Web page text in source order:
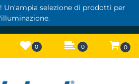
Un'ampia selezione di prodotti per
0 0 0